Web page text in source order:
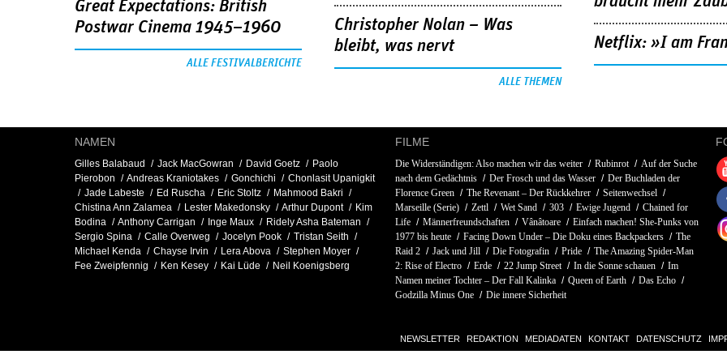
Great Expectations: British
Postwar Cinema 1945–1960
ALLE FESTIVALBERICHTE
Christopher Nolan – Was
bleibt, was nervt
ALLE THEMEN
Netflix: »I am
NAMEN
Gilles Balabaud Jack MacGowran David Goetz
Paolo
Pierobon
Andreas Kraniotakes Gonchichi
Chonlasit Upanigkit
Jade Labeste
Ed Ruscha Eric Stoltz
Mahmood Bakri
Chistina Ann Zalamea
Lester Makedonsky Arthur Dupont
Kim
Bodina
Anthony Carrigan Inge Maux
Ridely Asha Bateman
Sergio Spina
Calle Overweg Jocelyn Pook
Tristan Seith
Michael Kenda
Chayse Irvin Lera Abova
Stephen Moyer
Fee Zweipfennig
Ken Kesey Kai Lüde Neil Koenigsberg
FILME
Die Widerständigen: Also machen wir das weiter Rubinrot
Auf der Suche
nach dem Gedächtnis
Der Frosch und das Wasser
Der Buchladen der
Florence Green
The Revenant – Der Rückkehrer
Seitenwechsel
Marseille (Serie)
Zettl Wet Sand 303 Ewige Jugend
Chained for
Life
Männerfreundschaften Vânâtoare
Einfach machen! She-Punks von
1977 bis heute
Facing Down Under – Die Doku eines Backpackers
The
Raid 2
Jack und Jill Die Fotografin Pride
The Amazing Spider-Man
2: Rise of Electro
Erde 22 Jump Street In die Sonne schauen
Im
Namen meiner Tochter – Der Fall Kalinka
Queen of Earth
Das Echo
Godzilla Minus One
Die innere Sicherheit
NEWSLETTER REDAKTION MEDIADATEN KONTAKT DATENSCHUTZ